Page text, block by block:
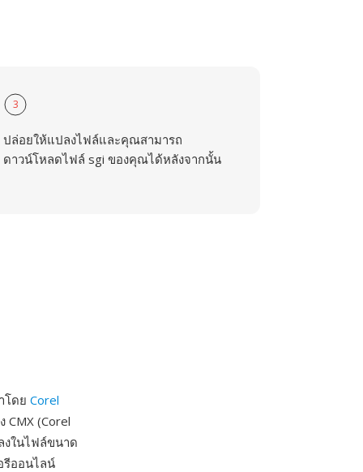
3
ปล่อยให้แปลงไฟล์และคุณสามารถ
ดาวน์โหลดไฟล์ sgi ของคุณได้หลังจากนั้น
โดย Corel
(Corel
งในไฟล์ขนาด
รีออนไลน์